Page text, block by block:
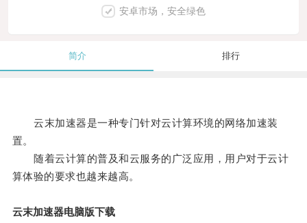
安卓市场，安全绿色
简介 排行
云末加速器是一种专门针对云计算环境的网络加速装
置。
随着云计算的普及和云服务的广泛应用，用户对于云计
算体验的要求也越来越高。
云末加速器电脑版下载